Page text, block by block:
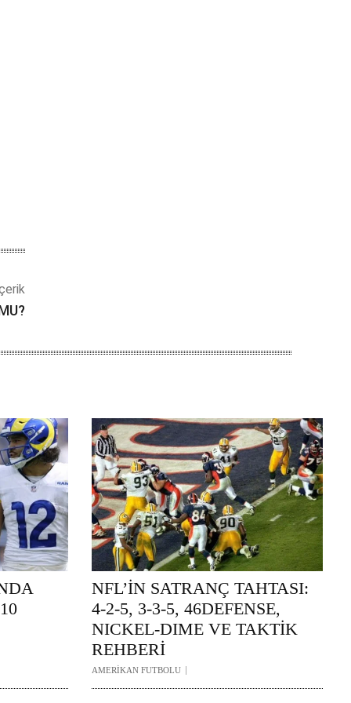
NFL’İN SATRANÇ TAHTASI:
4-2-5, 3-3-5, 46DEFENSE,
NICKEL-DIME VE TAKTİK
REHBERİ
AMERİKAN FUTBOLU